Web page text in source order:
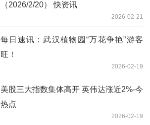
（2026/2/20） 快资讯
2026-02-21
每日速讯：武汉植物园“万花争艳”游客
旺！
2026-02-19
美股三大指数集体高开 英伟达涨近2%-今
热点
2026-02-19